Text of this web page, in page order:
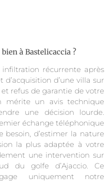
à Bastelicaccia ?
infiltration récurrente après
d’une villa sur
refus de garantie de votre
mérite un avis technique
une décision lourde.
échange téléphonique
d’estimer la nature
la plus adaptée à votre
une intervention sur
du golfe d’Ajaccio. Ce
uniquement notre